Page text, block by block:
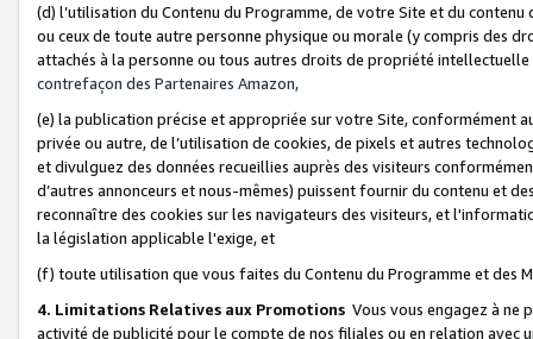
(d) l’utilisation du Contenu du Programme, de votre Site et du
ou ceux de toute autre personne physique ou morale (y compris des
attachés à la personne ou tous autres droits de propriété
contrefaçon des Partenaires Amazon,
(e) la publication précise et appropriée sur votre Site, conformément
privée ou autre, de l’utilisation de cookies, de pixels et autres
et divulguez des données recueillies auprès des visiteurs
d’autres annonceurs et nous-mêmes) puissent fournir du contenu et
reconnaître des cookies sur les navigateurs des visiteurs, et
la législation applicable l'exige, et
(f) toute utilisation que vous faites du Contenu du Programme et des
4. Limitations Relatives aux Promotions Vous vous engagez à ne
activité de publicité pour le compte de nos filiales ou en relation avec